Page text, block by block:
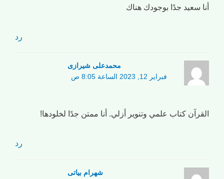
أنا سعيد جدًا بوجودك هناك
رد
محمدعلی شیرازی
فبراير 12, 2023 الساعة 8:05 ص
القرآن كتاب علمي وتنوير أزلي. أنا ممتن جدًا لخلودها!
رد
شهرام بیاتی